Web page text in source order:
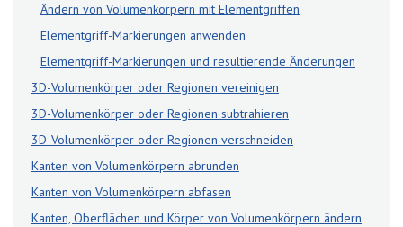
Ändern von Volumenkörpern mit Elementgriffen
Elementgriff-Markierungen anwenden
Elementgriff-Markierungen und resultierende Änderungen
3D-Volumenkörper oder Regionen vereinigen
3D-Volumenkörper oder Regionen subtrahieren
3D-Volumenkörper oder Regionen verschneiden
Kanten von Volumenkörpern abrunden
Kanten von Volumenkörpern abfasen
Kanten, Oberflächen und Körper von Volumenkörpern ändern